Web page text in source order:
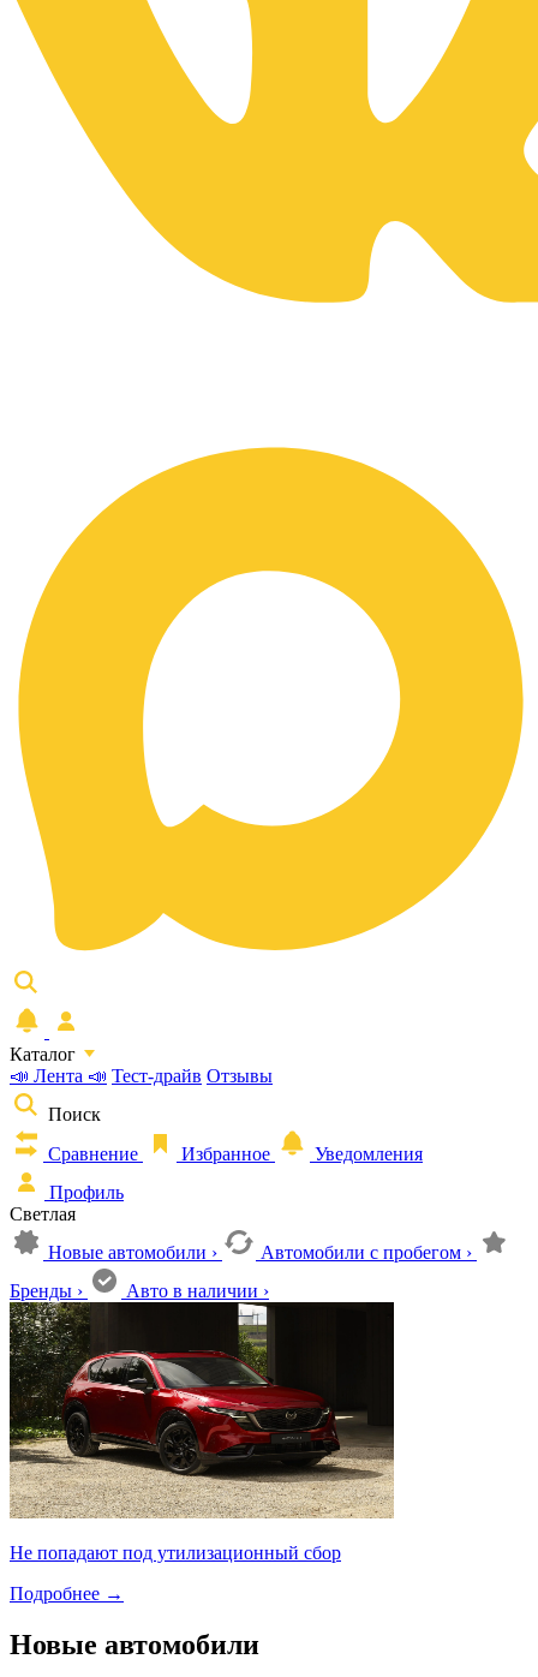
Каталог
📣 Лента 📣 Тест-драйв Отзывы
Поиск
Сравнение
Избранное
Уведомления
Профиль
Светлая
Новые автомобили › Автомобили с пробегом ›
Бренды › Авто в наличии ›
Не попадают под утилизационный сбор
Подробнее →
Новые автомобили